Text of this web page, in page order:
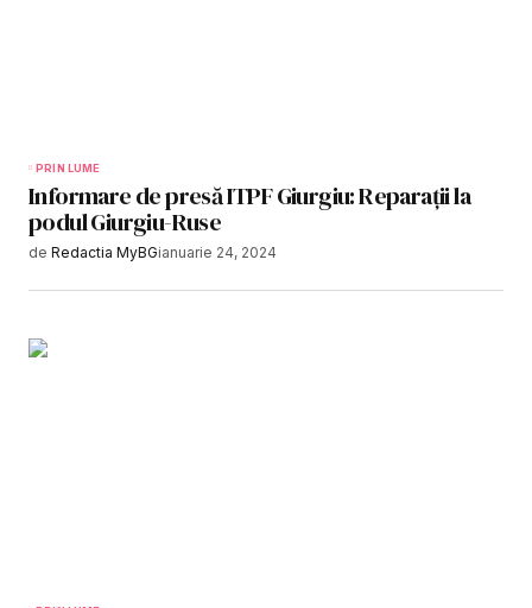
PRIN LUME
Informare de presă ITPF Giurgiu: Reparații la
podul Giurgiu-Ruse
de Redactia MyBGianuarie 24, 2024